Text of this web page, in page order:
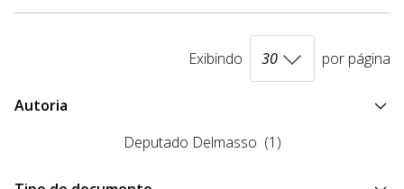
Exibindo por página
Autoria
Deputado Delmasso (1)